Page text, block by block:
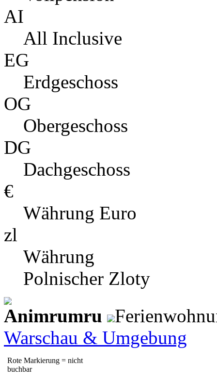
AI
All Inclusive
EG
Erdgeschoss
OG
Obergeschoss
DG
Dachgeschoss
€
Währung Euro
zl
Währung
Polnischer Zloty
Animrumru
Warschau & Umgebung
Rote Markierung = nicht
buchbar